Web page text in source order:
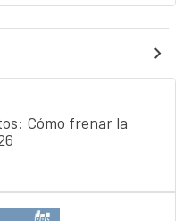
Cómo frenar la